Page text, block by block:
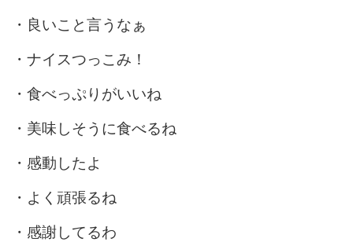
・良いこと言うなぁ
・ナイスつっこみ！
・食べっぷりがいいね
・美味しそうに食べるね
・感動したよ
・よく頑張るね
・感謝してるわ